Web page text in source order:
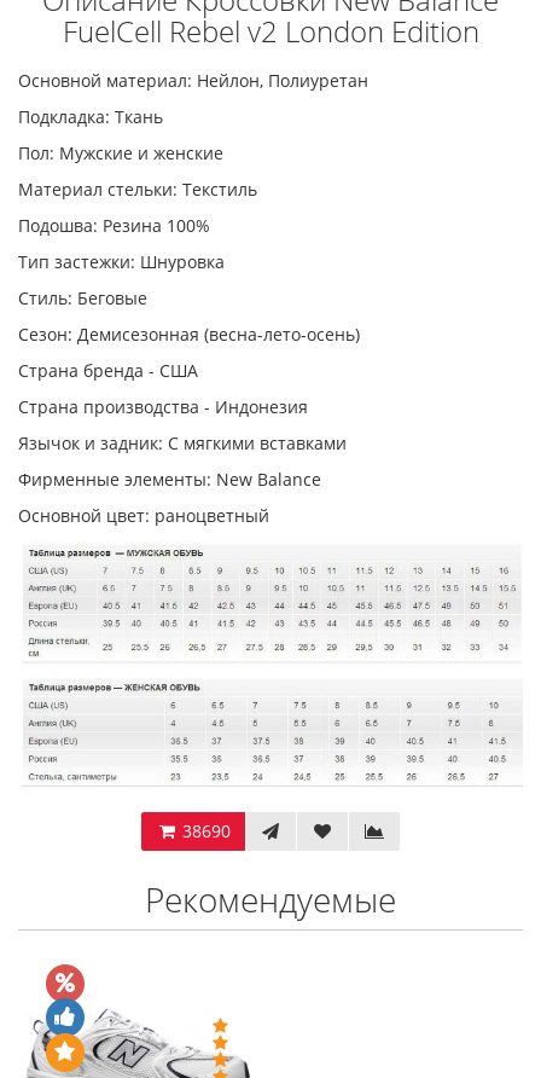
FuelCell Rebel v2 London Edition
Основной материал: Нейлон, Полиуретан
Подкладка: Ткань
Пол: Мужские и женские
Материал стельки: Текстиль
Подошва: Резина 100%
Тип застежки: Шнуровка
Стиль: Беговые
Сезон: Демисезонная (весна-лето-осень)
Страна бренда - США
Страна производства - Индонезия
Язычок и задник: С мягкими вставками
Фирменные элементы: New Balance
Основной цвет: раноцветный
38690
Рекомендуемые